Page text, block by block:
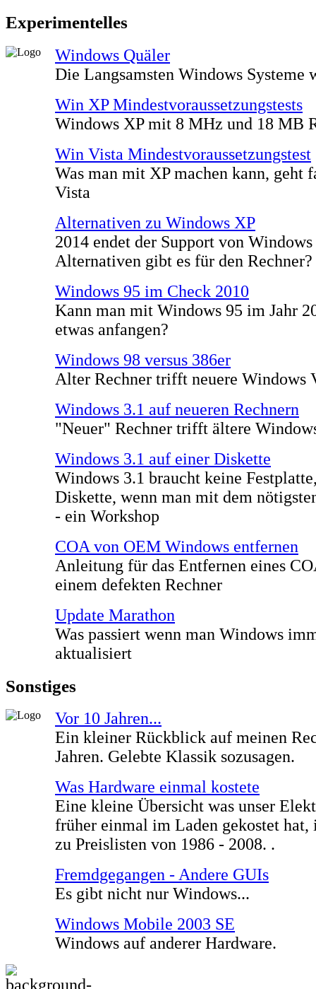
Experimentelles
Windows Quäler
Die Langsamsten Windows Systeme
Win XP Mindestvoraussetzungstests
Windows XP mit 8 MHz und 18 MB
Win Vista Mindestvoraussetzungstest
Was man mit XP machen kann, geht
Vista
Alternativen zu Windows XP
2014 endet der Support von
Alternativen gibt es für den Rechner?
Windows 95 im Check 2010
Kann man mit Windows 95 im Jahr
etwas anfangen?
Windows 98 versus 386er
Alter Rechner trifft neuere Windows
Windows 3.1 auf neueren Rechnern
"Neuer" Rechner trifft ältere
Windows 3.1 auf einer Diskette
Windows 3.1 braucht keine
Diskette, wenn man mit dem
- ein Workshop
COA von OEM Windows entfernen
Anleitung für das Entfernen eines
einem defekten Rechner
Update Marathon
Was passiert wenn man Windows
aktualisiert
Sonstiges
Vor 10 Jahren...
Ein kleiner Rückblick auf meinen
Jahren. Gelebte Klassik sozusagen.
Was Hardware einmal kostete
Eine kleine Übersicht was unser
früher einmal im Laden gekostet
zu Preislisten von 1986 - 2008. .
Fremdgegangen - Andere GUIs
Es gibt nicht nur Windows...
Windows Mobile 2003 SE
Windows auf anderer Hardware.